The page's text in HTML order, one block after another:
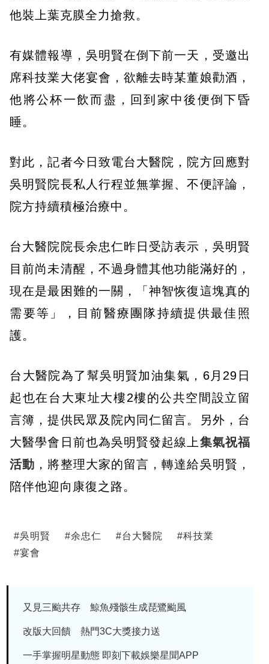
他裝上葉克膜全力搶救。
有媒體報導，吳明賢在倒下前一天，受邀出
席科技業大佬宴會，欲離去時某董娘勸酒，
他將公杯一飲而盡，回到家中後便倒下昏
睡。
對此，記者今日致電台大醫院，院方回應對
吳明賢院長私人行程並無掌握、不便評論，
院方持續積極治療中。
台大醫院院長余忠仁昨日受訪表示，吳明賢
目前尚未清醒，不過身體其他功能滿好的，
現在是最困難的一關，「神智恢復這塊真的
需要等」，目前醫療團隊持續提供最佳照
護。
台大醫院為了幫吳明賢加油集氣，6月29日
起也在台大東址大樓2樓的公共空間設立留
言簿，提供民眾及院內同仁留言。另外，台
大醫學會日前也為吳明賢發起線上集氣祝福
活動 ，將整理大家的留言，轉達給吳明賢，
陪伴他迎向康復之路。
#吳明賢 #余忠仁 #台大醫院 #科技業
#宴會
又見三颱共存 鯨魚殘骸生成琵鷺颱風
改版大回饋 熱門3C大獎接力送
一手掌握明星動態 即刻下載娛樂星聞APP